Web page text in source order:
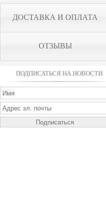
ДОСТАВКА И ОПЛАТА
ОТЗЫВЫ
ПОДПИСАТЬСЯ НА НОВОСТИ